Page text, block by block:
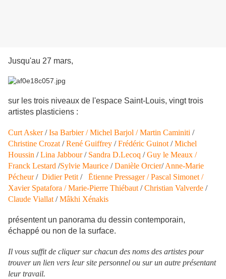
Jusqu'au 27 mars,
sur les trois niveaux de l'espace Saint-Louis, vingt trois
artistes plasticiens :
Curt Asker/Isa Barbier / Michel Barjol / Martin Caminiti /
Christine Crozat /René Guiffrey /Frédéric Guinot /Michel
Houssin /Lina Jabbour/ Sandra D.Lecoq /Guy le Meaux /
Franck Lestard /Sylvie Maurice /Danièle Orcier/Anne-Marie
Pécheur/ Didier Petit / Ētienne Pressager / Pascal Simonet /
Xavier Spatafora / Marie-Pierre Thiébaut /Christian Valverde /
Claude Viallat /Mâkhi Xénakis
présentent un panorama du dessin contemporain,
échappé ou non de la surface.
Il vous suffit de cliquer sur chacun des noms des artistes pour
trouver un lien vers leur site personnel ou sur un autre présentant
leur travail.